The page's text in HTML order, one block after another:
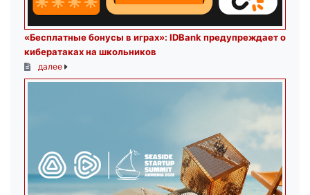
«Бесплатные бонусы в играх»: IDBank предупреждает о
кибератаках на школьников
далее